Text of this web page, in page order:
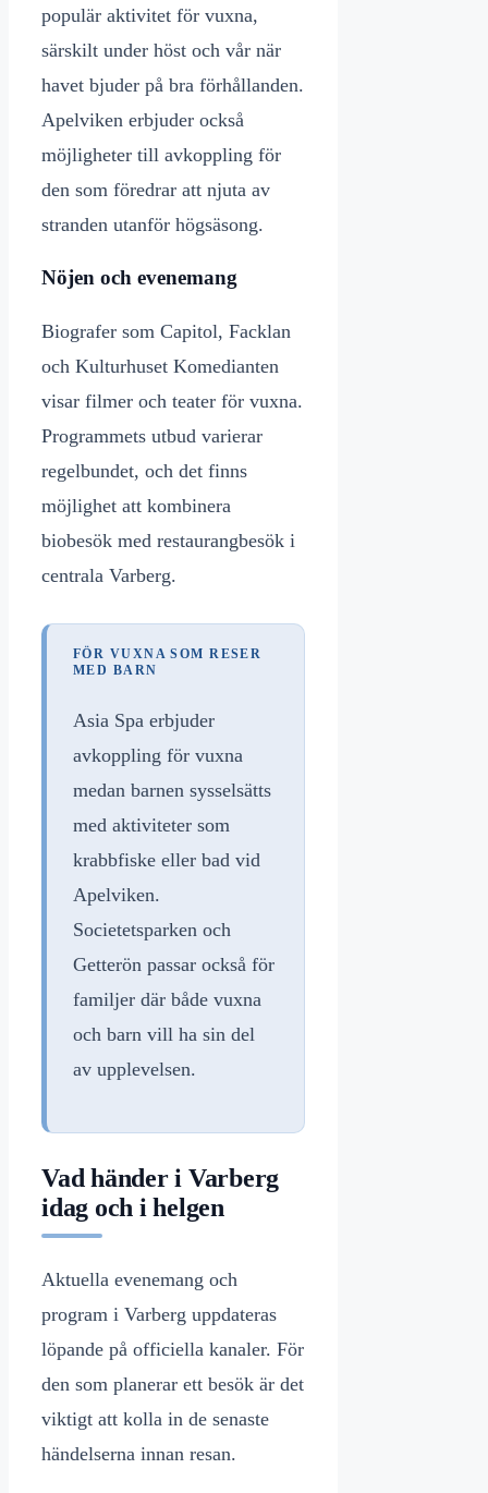
populär aktivitet för vuxna,
särskilt under höst och vår när
havet bjuder på bra förhållanden.
Apelviken erbjuder också
möjligheter till avkoppling för
den som föredrar att njuta av
stranden utanför högsäsong.
Nöjen och evenemang
Biografer som Capitol, Facklan
och Kulturhuset Komedianten
visar filmer och teater för vuxna.
Programmets utbud varierar
regelbundet, och det finns
möjlighet att kombinera
biobesök med restaurangbesök i
centrala Varberg.
FÖR VUXNA SOM RESER
MED BARN
Asia Spa erbjuder
avkoppling för vuxna
medan barnen sysselsätts
med aktiviteter som
krabbfiske eller bad vid
Apelviken.
Societetsparken och
Getterön passar också för
familjer där både vuxna
och barn vill ha sin del
av upplevelsen.
Vad händer i Varberg
idag och i helgen
Aktuella evenemang och
program i Varberg uppdateras
löpande på officiella kanaler. För
den som planerar ett besök är det
viktigt att kolla in de senaste
händelserna innan resan.